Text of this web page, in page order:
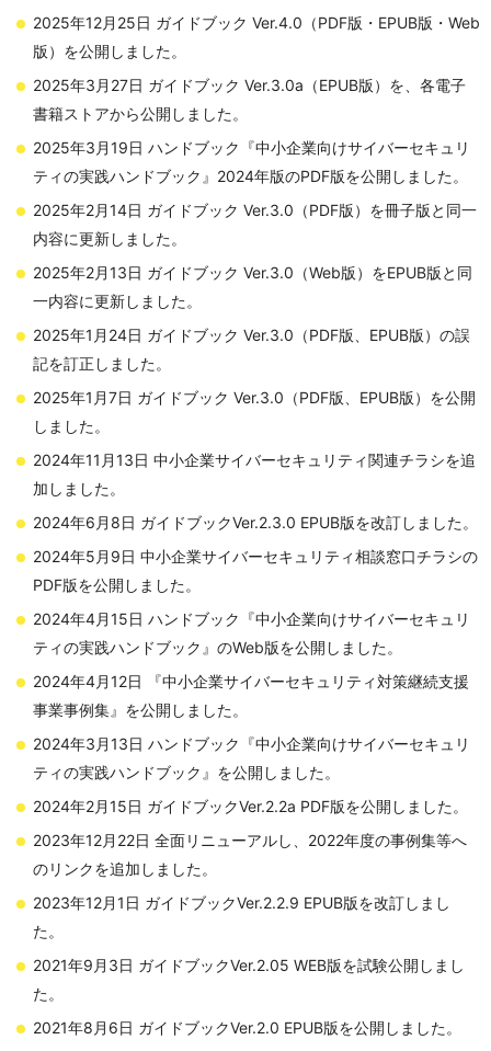
2025年12月25日 ガイドブック Ver.4.0（PDF版・EPUB版・Web
版）を公開しました。
2025年3月27日 ガイドブック Ver.3.0a（EPUB版）を、各電子
書籍ストアから公開しました。
2025年3月19日 ハンドブック『中小企業向けサイバーセキュリ
ティの実践ハンドブック』2024年版のPDF版を公開しました。
2025年2月14日 ガイドブック Ver.3.0（PDF版）を冊子版と同一
内容に更新しました。
2025年2月13日 ガイドブック Ver.3.0（Web版）をEPUB版と同
一内容に更新しました。
2025年1月24日 ガイドブック Ver.3.0（PDF版、EPUB版）の誤
記を訂正しました。
2025年1月7日 ガイドブック Ver.3.0（PDF版、EPUB版）を公開
しました。
2024年11月13日 中小企業サイバーセキュリティ関連チラシを追
加しました。
2024年6月8日 ガイドブックVer.2.3.0 EPUB版を改訂しました。
2024年5月9日 中小企業サイバーセキュリティ相談窓口チラシの
PDF版を公開しました。
2024年4月15日 ハンドブック『中小企業向けサイバーセキュリ
ティの実践ハンドブック』のWeb版を公開しました。
2024年4月12日 『中小企業サイバーセキュリティ対策継続支援
事業事例集』を公開しました。
2024年3月13日 ハンドブック『中小企業向けサイバーセキュリ
ティの実践ハンドブック』を公開しました。
2024年2月15日 ガイドブックVer.2.2a PDF版を公開しました。
2023年12月22日 全面リニューアルし、2022年度の事例集等へ
のリンクを追加しました。
2023年12月1日 ガイドブックVer.2.2.9 EPUB版を改訂しまし
た。
2021年9月3日 ガイドブックVer.2.05 WEB版を試験公開しまし
た。
2021年8月6日 ガイドブックVer.2.0 EPUB版を公開しました。